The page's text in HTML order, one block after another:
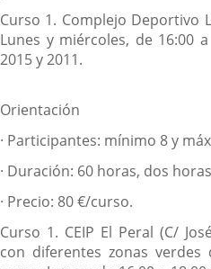
Curso 1. Complejo Deportivo
Lunes y miércoles, de 16:00
2015 y 2011.
Orientación
· Participantes: mínimo 8 y
· Duración: 60 horas, dos
· Precio: 80 €/curso.
Curso 1. CEIP El Peral (C/
con diferentes zonas